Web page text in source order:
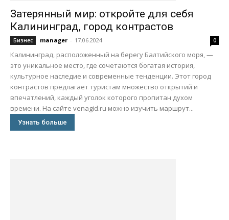
Затерянный мир: откройте для себя
Калининград, город контрастов
Бизнес manager - 17.06.2024 0
Калининград, расположенный на берегу Балтийского моря, —
это уникальное место, где сочетаются богатая история,
культурное наследие и современные тенденции. Этот город
контрастов предлагает туристам множество открытий и
впечатлений, каждый уголок которого пропитан духом
времени. На сайте venagid.ru можно изучить маршрут...
Узнать больше